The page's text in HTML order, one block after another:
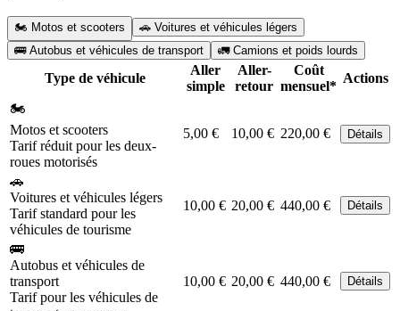
🏍️ Motos et scooters
🚗 Voitures et véhicules légers
🚌 Autobus et véhicules de transport
🚛 Camions et poids lourds
Type de véhicule
Aller
simple
Aller-
retour
Coût
mensuel*
Actions
🏍️
Motos et scooters
Tarif réduit pour les deux-
roues motorisés
5,00 € 10,00 € 220,00 € Détails
🚗
Voitures et véhicules légers
Tarif standard pour les
véhicules de tourisme
10,00 € 20,00 € 440,00 € Détails
🚌
Autobus et véhicules de
transport
Tarif pour les véhicules de
10,00 € 20,00 € 440,00 € Détails